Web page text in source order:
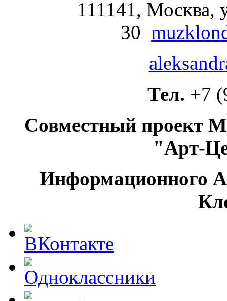
111141, Москва,
30
Тел. +7
Совместный проект
"Арт-
Информационного